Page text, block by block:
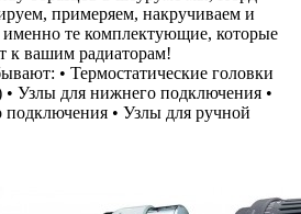
примеряем, накручиваем и
именно те комплектующие, которые
к вашим радиаторам!
• Термостатические головки
• Узлы для нижнего подключения •
подключения • Узлы для ручной